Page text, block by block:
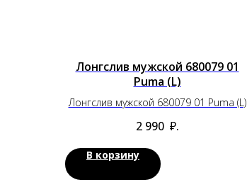
Лонгслив мужской 680079 01
Puma (L)
Лонгслив мужской 680079 01 Puma (L)
2 990 ₽.
В корзину